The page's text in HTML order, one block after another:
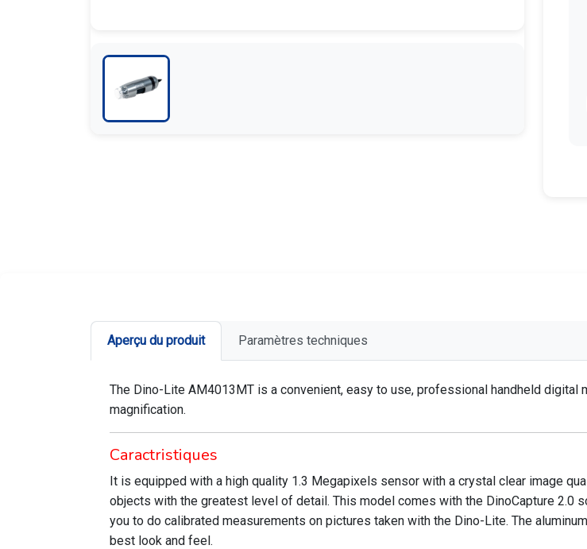
Aperçu du produit Paramètres techniques
The Dino-Lite AM4013MT is a convenient, easy to use, professional handheld
magnification.
Caractristiques
It is equipped with a high quality 1.3 Megapixels sensor with a crystal clear image
objects with the greatest level of detail. This model comes with the DinoCapture 2.0
you to do calibrated measurements on pictures taken with the Dino-Lite. The
best look and feel.